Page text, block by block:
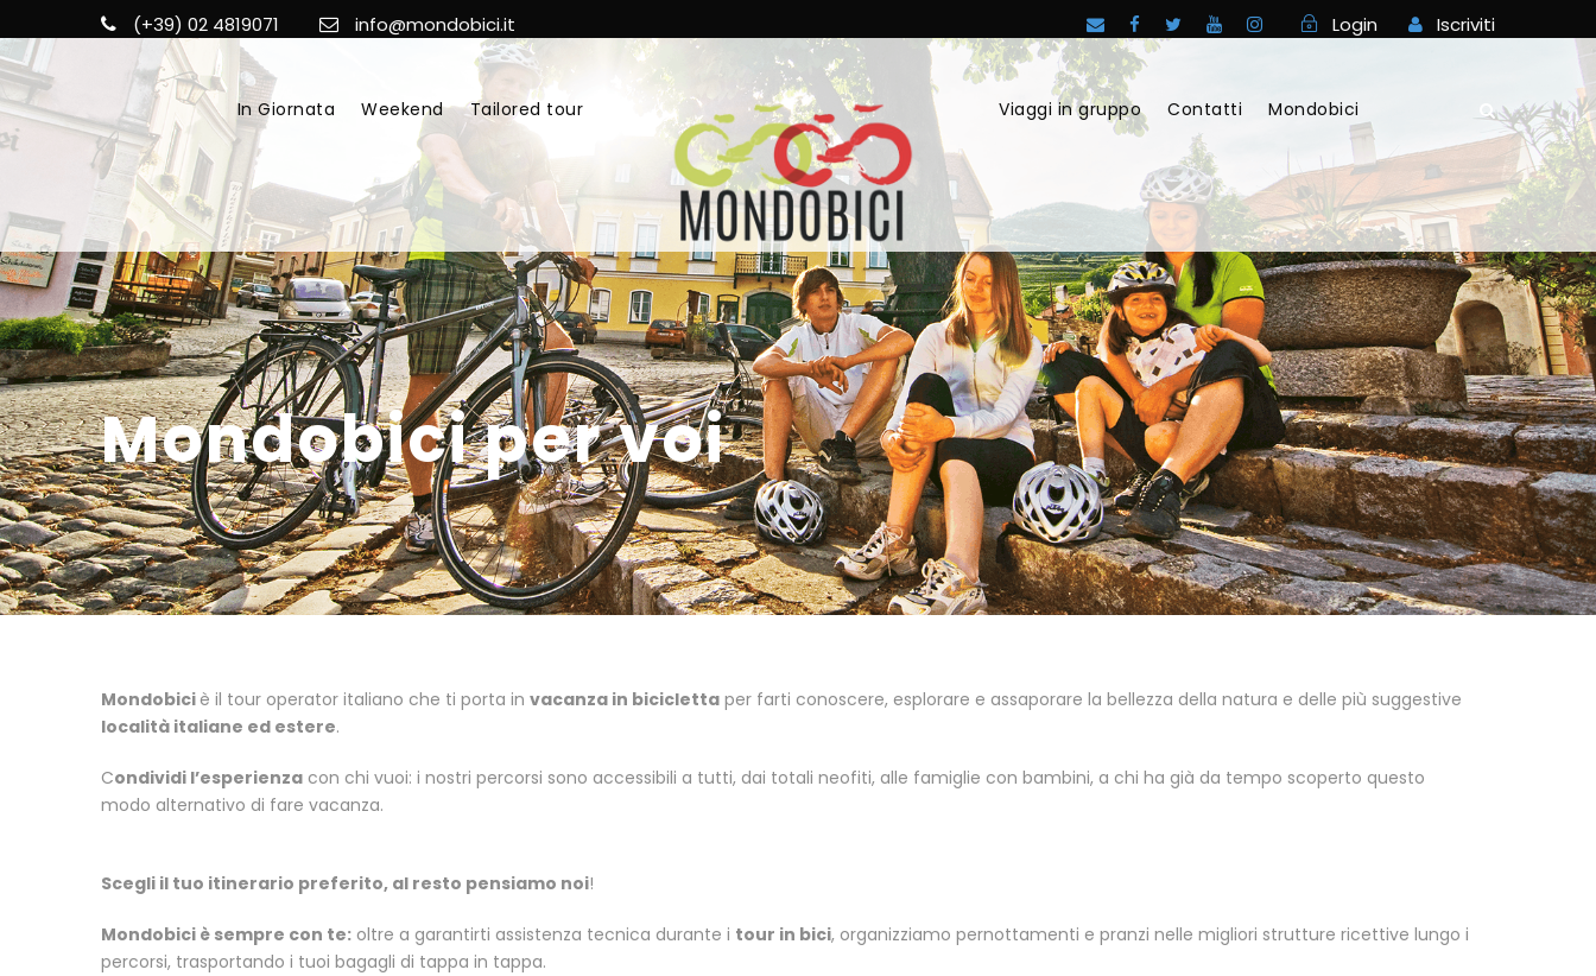
(+39) 02 4819071 info@mondobici.it Login Iscriviti
In Giornata Weekend Tailored tour Viaggi in gruppo Contatti Mondobici
Mondobici per voi
Mondobici è il tour operator italiano che ti porta in vacanza in bicicletta per farti conoscere, esplorare e assaporare la bellezza della natura e delle più suggestive
località italiane ed estere.
Condividi l’esperienza con chi vuoi: i nostri percorsi sono accessibili a tutti, dai totali neofiti, alle famiglie con bambini, a chi ha già da tempo scoperto questo
modo alternativo di fare vacanza.
Scegli il tuo itinerario preferito, al resto pensiamo noi!
Mondobici è sempre con te: oltre a garantirti assistenza tecnica durante i tour in bici, organizziamo pernottamenti e pranzi nelle migliori strutture ricettive lungo i
percorsi, trasportando i tuoi bagagli di tappa in tappa.